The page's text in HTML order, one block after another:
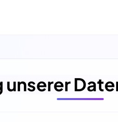
unserer